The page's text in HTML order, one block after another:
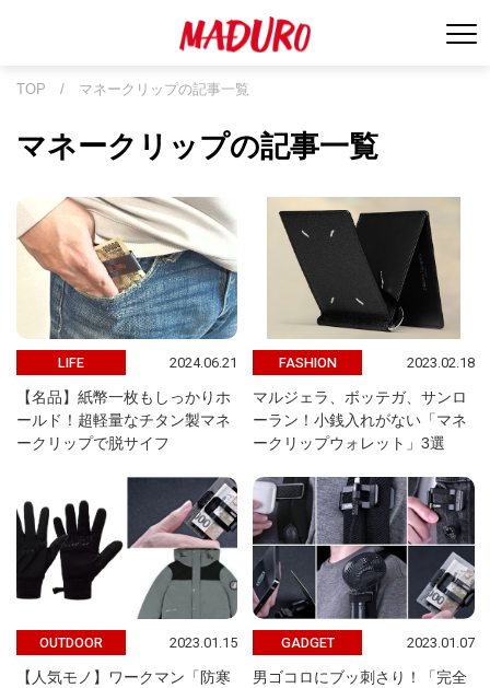
TOP / マネークリップの記事一覧
マネークリップの記事一覧
LIFE 2024.06.21
【名品】紙幣一枚もしっかりホ
ールド！超軽量なチタン製マネ
ークリップで脱サイフ
FASHION 2023.02.18
マルジェラ、ボッテガ、サンロ
ーラン！小銭入れがない「マネ
ークリップウォレット」3選
OUTDOOR 2023.01.15
【人気モノ】ワークマン「防寒
GADGET 2023.01.07
男ゴコロにブッ刺さり！「完全